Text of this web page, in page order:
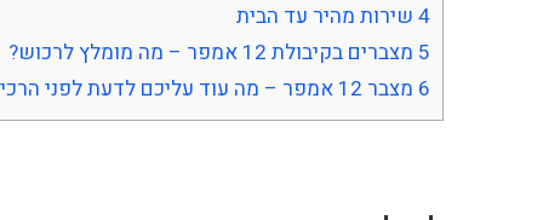
4 שירות מהיר עד הבית
5 מצברים בקיבולת 12 אמפר – מה מומלץ לרכוש?
6 מצבר 12 אמפר – מה עוד עליכם לדעת לפני הרכישה?